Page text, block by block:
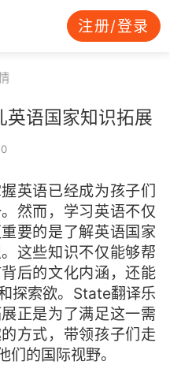
注册/登录
语国家知识拓展
英语已经成为孩子们
然而，学习英语不仅
要的是了解英语国家
这些知识不仅能够帮
后的文化内涵，还能
探索欲。State翻译乐
正是为了满足这一需
方式，带领孩子们走
的国际视野。